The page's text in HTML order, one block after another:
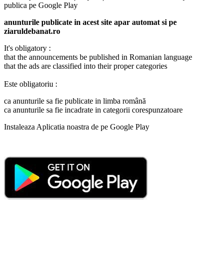
publica pe Google Play
anunturile publicate in acest site apar automat si pe
ziaruldebanat.ro
It's obligatory :
that the announcements be published in Romanian language
that the ads are classified into their proper categories
Este obligatoriu :
ca anunturile sa fie publicate in limba română
ca anunturile sa fie incadrate in categorii corespunzatoare
Instaleaza Aplicatia noastra de pe Google Play